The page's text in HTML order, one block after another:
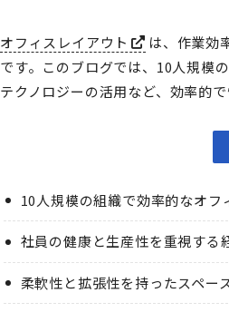
オフィスレイアウト
は、作業効
です。このブログでは、10人規模
テクノロジーの活用など、効率的
10人規模の組織で効率的なオ
社員の健康と生産性を重視する
柔軟性と拡張性を持ったスペー